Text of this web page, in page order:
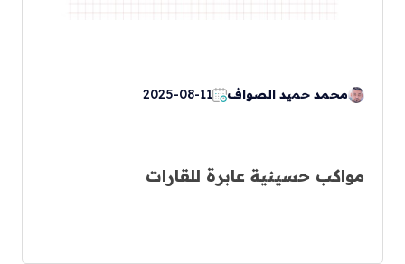
محمد حميد الصواف 2025-08-11
مواكب حسينية عابرة للقارات